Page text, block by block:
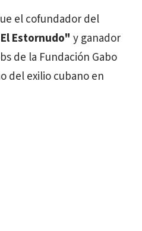
el cofundador del
Estornudo" y ganador
de la Fundación Gabo
del exilio cubano en